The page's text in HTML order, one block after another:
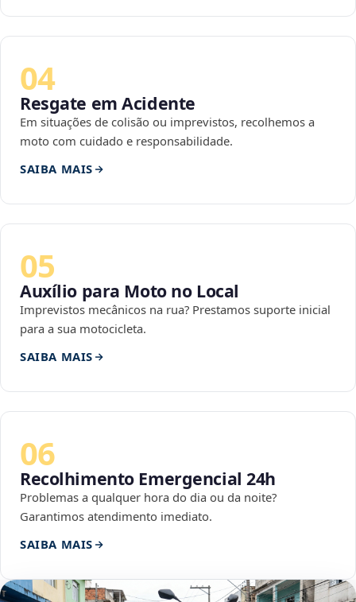
04
Resgate em Acidente
Em situações de colisão ou imprevistos, recolhemos a
moto com cuidado e responsabilidade.
SAIBA MAIS
05
Auxílio para Moto no Local
Imprevistos mecânicos na rua? Prestamos suporte inicial
para a sua motocicleta.
SAIBA MAIS
06
Recolhimento Emergencial 24h
Problemas a qualquer hora do dia ou da noite?
Garantimos atendimento imediato.
SAIBA MAIS